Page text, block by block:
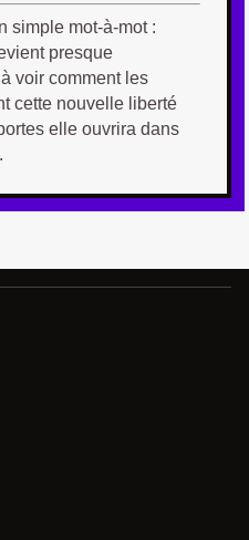
simple mot-à-mot :
presque
voir comment les
cette nouvelle liberté
elle ouvrira dans